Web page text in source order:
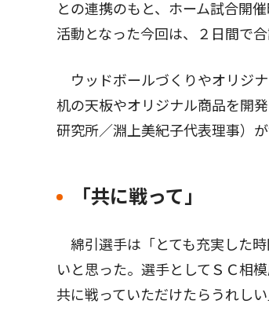
との連携のもと、ホーム試合開
活動となった今回は、２日間で
ウッドボールづくりやオリジ
机の天板やオリジナル商品を開
研究所／淵上美紀子代表理事）が
「共に戦って」
綿引選手は「とても充実した
いと思った。選手としてＳＣ相
共に戦っていただけたらうれしい